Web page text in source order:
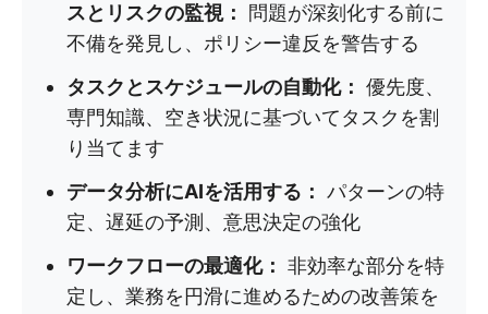
スとリスクの監視：
問題が深刻化する前に
不備を発見し、ポリシー違反を警告する
タスクとスケジュールの自動化： 優先度、
専門知識、空き状況に基づいてタスクを割
り当てます
データ分析にAIを活用する： パターンの特
定、遅延の予測、意思決定の強化
ワークフローの最適化： 非効率な部分を特
定し、業務を円滑に進めるための改善策を